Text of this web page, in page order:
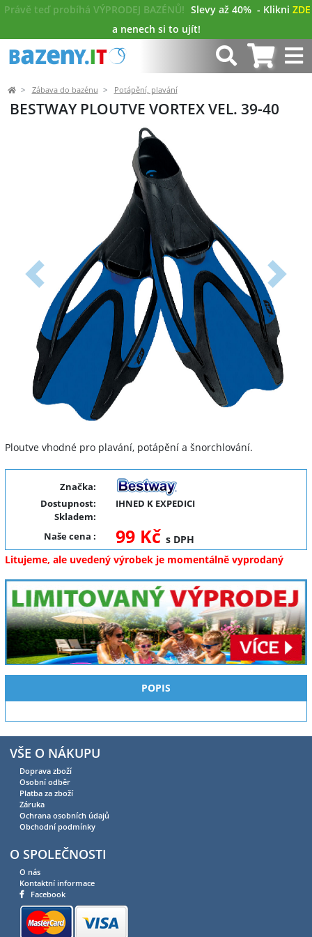
Právě teď probíhá VÝPRODEJ BAZÉNŮ! Slevy až 40% - Klikni ZDE
a nenech si to ujít!
Zábava do bazénu Potápění, plavání
BESTWAY PLOUTVE VORTEX VEL. 39-40
Předchozí Další
Ploutve vhodné pro plavání, potápění a šnorchlování.
Značka:
Dostupnost:
IHNED K EXPEDICI
Skladem:
Naše cena : 99 Kč s DPH
Litujeme, ale uvedený výrobek je momentálně vyprodaný
POPIS
VŠE O NÁKUPU
Doprava zboží
Osobní odběr
Platba za zboží
Záruka
Ochrana osobních údajů
Obchodní podmínky
O SPOLEČNOSTI
O nás
Kontaktní informace
Facebook